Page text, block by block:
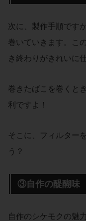
次に、製作手順です
巻いていきます。こ
き終わりがきれいに
巻きたばこを巻くと
利ですよ！
そこに、フィルター
う？
③自作の醍醐味
自作のシケモクの魅